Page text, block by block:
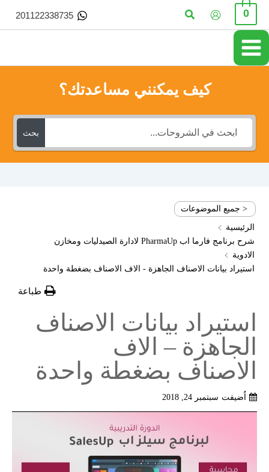
0 البحث 201122338735
كيف يمكنني مساعدتك؟
بحث
< جميع الموضوعات
الرئيسية
شرح برنامج فارما اب PharmaUp لادارة الصيدليات ومخازن
الادوية
استيراد بيانات الاصناف الجاهزة - الاف الاصناف بضغطة واحدة
طباعة
استيراد بيانات الاصناف
الجاهزة – الاف
الاصناف بضغطة واحدة
اُضيفت سبتمبر 24, 2018